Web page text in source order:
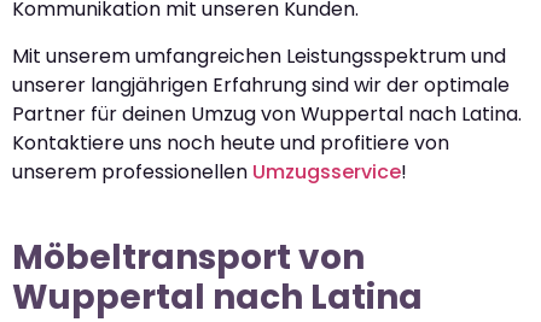
Kommunikation mit unseren Kunden.
Mit unserem umfangreichen Leistungsspektrum und
unserer langjährigen Erfahrung sind wir der optimale
Partner für deinen Umzug von Wuppertal nach Latina.
Kontaktiere uns noch heute und profitiere von
unserem professionellen Umzugsservice!
Möbeltransport von
Wuppertal nach Latina